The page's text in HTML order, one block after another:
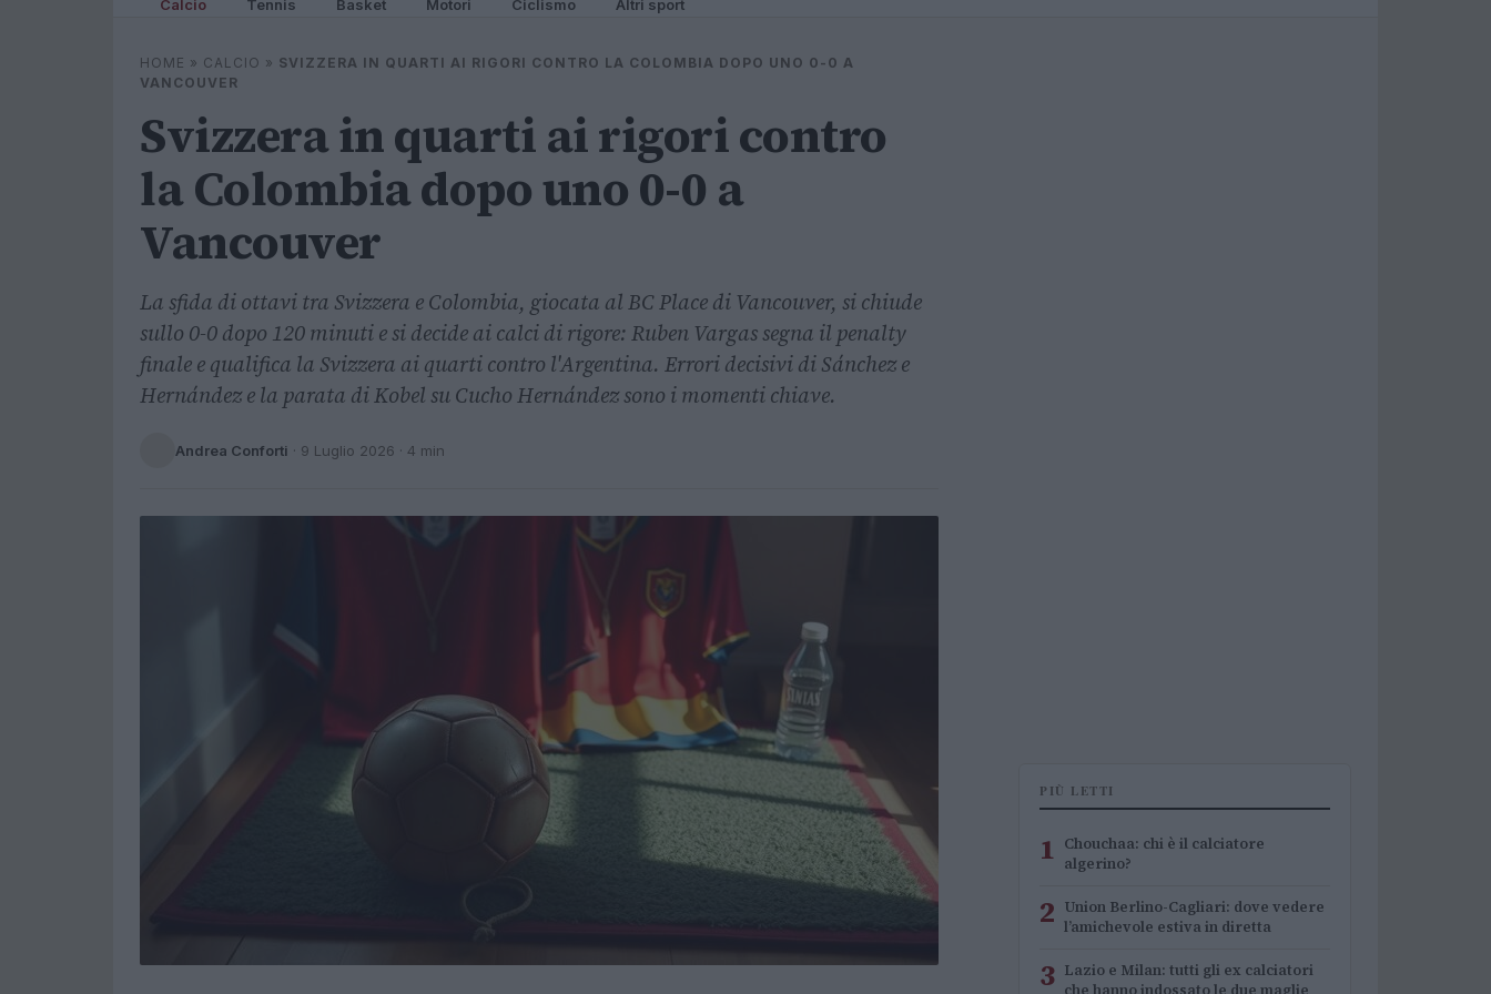
Calcio Tennis Basket Motori Ciclismo Altri sport
HOME » CALCIO » SVIZZERA IN QUARTI AI RIGORI CONTRO LA COLOMBIA DOPO UNO 0-0 A
VANCOUVER
Svizzera in quarti ai rigori contro
la Colombia dopo uno 0-0 a
Vancouver
La sfida di ottavi tra Svizzera e Colombia, giocata al BC Place di Vancouver, si chiude
sullo 0-0 dopo 120 minuti e si decide ai calci di rigore: Ruben Vargas segna il penalty
finale e qualifica la Svizzera ai quarti contro l'Argentina. Errori decisivi di Sánchez e
Hernández e la parata di Kobel su Cucho Hernández sono i momenti chiave.
Andrea Conforti · 9 Luglio 2026 · 4 min
PIÙ LETTI
1 Chouchaa: chi è il calciatore
algerino?
2 Union Berlino-Cagliari: dove vedere
l’amichevole estiva in diretta
3 Lazio e Milan: tutti gli ex calciatori
che hanno indossato le due maglie